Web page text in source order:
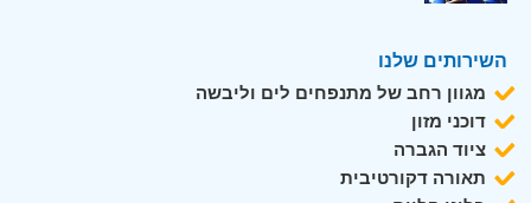
השירותים שלנו
מגוון רחב של מתנפחים לים וליבשה
דוכני מזון
ציוד הגברה
תאורה דקורטיבית